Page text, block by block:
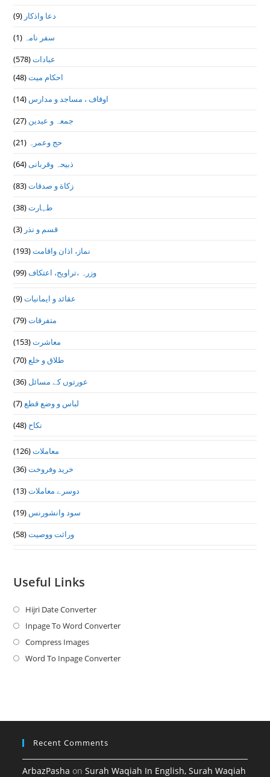
دعا واذكار (9)
سفر نامہ (1)
عبادات(578)
احکام میت(48)
اوقاف ، مساجد و مدارس (14)
جمعہ و عیدین (27)
حج وعمرہ (21)
ذبیحہ وقربانی(64)
زکاة و صدقات(83)
طہارت(38)
قسم و نذر (3)
نماز، اذان واقامت(193)
وزرہ ،تراويح، اعتكاف(99)
عقائد و ایمانیات(9)
متفرقات(79)
معاشرت(153)
طلاق و خلع(70)
عورتوں کے مسائل (36)
لباس و وضع قطع(7)
نکاح (48)
معاملات(126)
خرید وفروخت(36)
دوسرے معاملات(13)
سود وانشورنس (19)
وراثت ووصيت(58)
Useful Links
Hijri Date ConverterOpens
in
new
Inpage To Word ConverterOpens
a
Compress ImagesOpens
in
Word To Inpage ConverterOpens
tab
Recent Comments
ArbazPasha onSurah Waqiah In English, Surah Waqiah